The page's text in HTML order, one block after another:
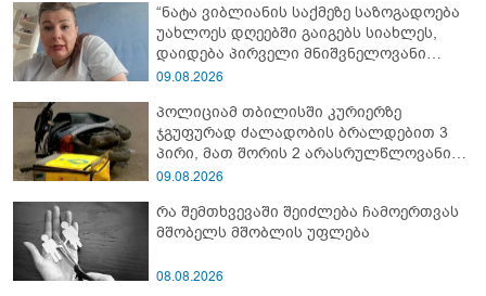
“ნატა ვიბლიანის საქმეზე საზოგადოება
უახლოეს დღეებში გაიგებს სიახლეს,
დაიდება პირველი მნიშვნელოვანი
შედეგი და...” - რას ამბობს ადვოკატი?
09.08.2026
პოლიციამ თბილისში კურიერზე
ჯგუფურად ძალადობის ბრალდებით 3
პირი, მათ შორის 2 არასრულწლოვანი
დააკავა
09.08.2026
რა შემთხვევაში შეიძლება ჩამოერთვას
მშობელს მშობლის უფლება
08.08.2026